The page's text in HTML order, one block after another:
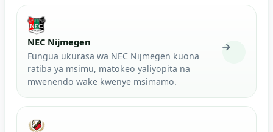
NEC Nijmegen
Fungua ukurasa wa NEC Nijmegen kuona
ratiba ya msimu, matokeo yaliyopita na
mwenendo wake kwenye msimamo.